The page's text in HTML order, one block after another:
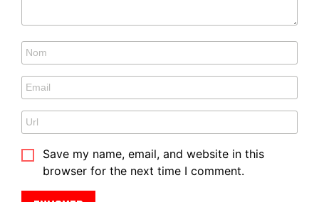
Save my name, email, and website in this
browser for the next time I comment.